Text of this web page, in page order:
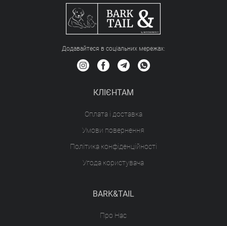
Додавайтеся в соціальних мережах:
КЛІЄНТАМ
Оплата і доставка
Умови повернення
Політика конфіденційності
Угода користувача
BARK&TAIL
Про Нас